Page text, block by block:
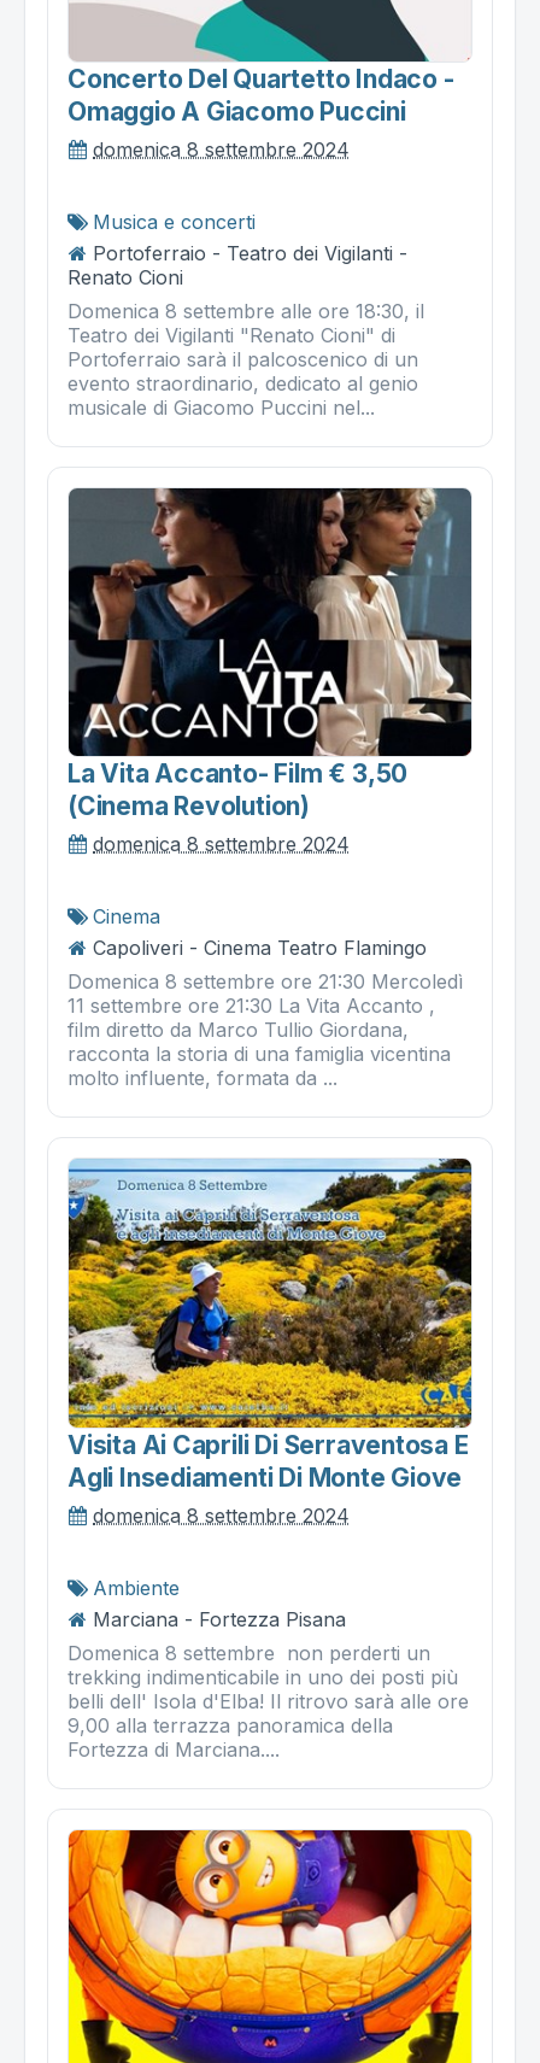
Concerto Del Quartetto Indaco -
Omaggio A Giacomo Puccini
domenica 8 settembre 2024
Musica e concerti
Portoferraio - Teatro dei Vigilanti -
Renato Cioni
Domenica 8 settembre alle ore 18:30, il
Teatro dei Vigilanti "Renato Cioni" di
Portoferraio sarà il palcoscenico di un
evento straordinario, dedicato al genio
musicale di Giacomo Puccini nel...
La Vita Accanto- Film € 3,50
(cinema Revolution)
domenica 8 settembre 2024
Cinema
Capoliveri - Cinema Teatro Flamingo
Domenica 8 settembre ore 21:30 Mercoledì
11 settembre ore 21:30 La Vita Accanto ,
film diretto da Marco Tullio Giordana,
racconta la storia di una famiglia vicentina
molto influente, formata da ...
Visita Ai Caprili Di Serraventosa E
Agli Insediamenti Di Monte Giove
domenica 8 settembre 2024
Ambiente
Marciana - Fortezza Pisana
Domenica 8 settembre non perderti un
trekking indimenticabile in uno dei posti più
belli dell' Isola d'Elba! Il ritrovo sarà alle ore
9,00 alla terrazza panoramica della
Fortezza di Marciana....